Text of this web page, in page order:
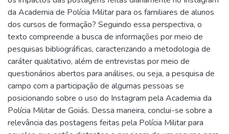
da Academia de Polícia Militar para os familiares de alunos
dos cursos de formação? Seguindo essa perspectiva, o
texto compreende a busca de informações por meio de
pesquisas bibliográficas, caracterizando a metodologia de
caráter qualitativo, além de entrevistas por meio de
questionários abertos para análises, ou seja, a pesquisa de
campo com a participação de algumas pessoas se
posicionando sobre o uso do Instagram pela Academia da
Polícia Militar de Goiás. Dessa maneira, conclui-se sobre a
relevância das postagens feitas pela Polícia Militar para